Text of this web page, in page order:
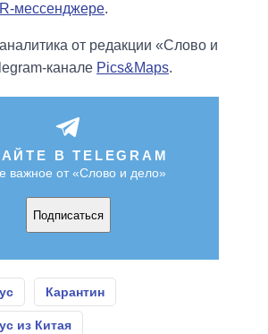
мессенджере.
от редакции «Слово и
канале Pics&Maps.
В TELEGRAM
важное от «Слово и дело»
Подписаться
Карантин
из Китая